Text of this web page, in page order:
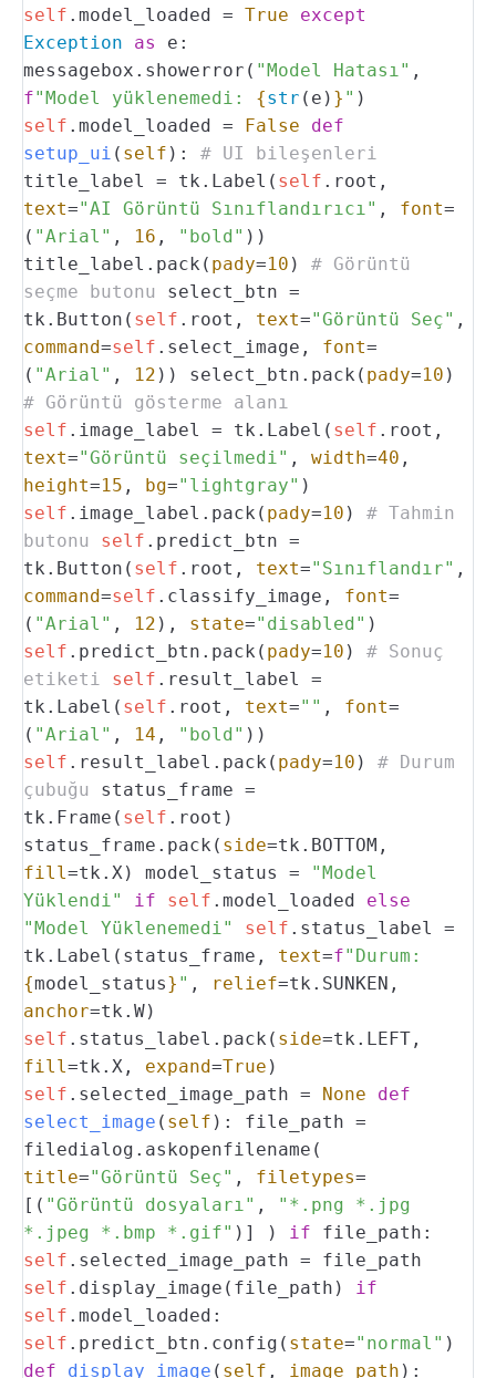
self .model_loaded = True
except
Exception
as
e:
messagebox.showerror( "Model Hatası" ,
f"Model yüklenemedi: {str (e) } " )
self .model_loaded = False
def
setup_ui ( self ):
# UI bileşenleri
title_label = tk.Label( self .root,
text="AI Görüntü Sınıflandırıcı" , font=
( "Arial" , 16 , "bold" ))
title_label.pack( pady=10 )
# Görüntü
seçme butonu
select_btn =
tk.Button( self .root, text="Görüntü Seç" ,
command=self .select_image, font=
( "Arial" , 12 )) select_btn.pack( pady=10 )
# Görüntü gösterme alanı
self .image_label = tk.Label( self .root,
text="Görüntü seçilmedi" , width=40 ,
height=15 , bg="lightgray" )
self .image_label.pack( pady=10 )
# Tahmin
butonu
self .predict_btn =
tk.Button( self .root, text="Sınıflandır" ,
command=self .classify_image, font=
( "Arial" , 12 ), state="disabled" )
self .predict_btn.pack( pady=10 )
# Sonuç
etiketi
self .result_label =
tk.Label( self .root, text="" , font=
( "Arial" , 14 , "bold" ))
self .result_label.pack( pady=10 )
# Durum
çubuğu
status_frame =
tk.Frame( self .root)
status_frame.pack( side=tk.BOTTOM,
fill=tk.X) model_status =
"Model
Yüklendi"
if self .model_loaded else
"Model Yüklenemedi"
self .status_label =
tk.Label(status_frame, text=f"Durum:
{model_status} " , relief=tk.SUNKEN,
anchor=tk.W)
self .status_label.pack( side=tk.LEFT,
fill=tk.X, expand=True )
self .selected_image_path = None
def
select_image ( self ):
file_path =
filedialog.askopenfilename(
title="Görüntü Seç" , filetypes=
[( "Görüntü dosyaları" ,
"*.png *.jpg
*.jpeg *.bmp *.gif" )] ) if file_path:
self .selected_image_path = file_path
self .display_image(file_path)
if
self .model_loaded:
self .predict_btn.config( state="normal" )
def
display_image ( self , image_path ):